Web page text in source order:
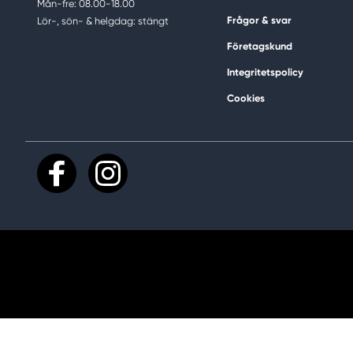
Mån-fre: 08.00-18.00
Lör-, sön- & helgdag: stängt
Frågor & svar
Företagskund
Integritetspolicy
Cookies